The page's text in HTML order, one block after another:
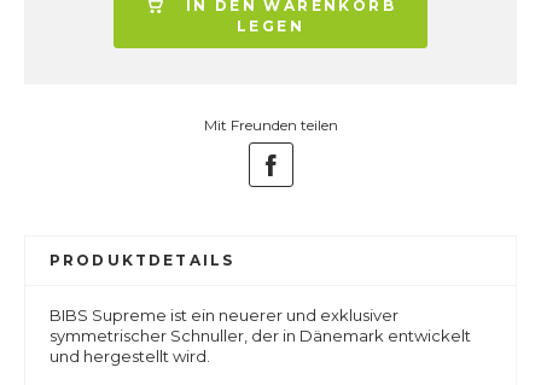
IN DEN WARENKORB
LEGEN
Mit Freunden teilen
PRODUKTDETAILS
BIBS Supreme ist ein neuerer und exklusiver
symmetrischer Schnuller, der in Dänemark entwickelt
und hergestellt wird.